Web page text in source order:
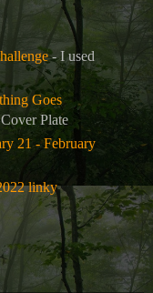
- I used
Goes
Plate
21 - February
linky